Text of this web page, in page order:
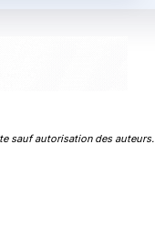
sauf autorisation des auteurs.